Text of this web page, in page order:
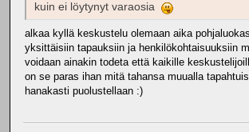
kuin ei löytynyt varaosia
alkaa kyllä keskustelu olemaan aika
yksittäisiin tapauksiin ja henkilökohtaisuuksiin
voidaan ainakin todeta että kaikille
on se paras ihan mitä tahansa muualla
hanakasti puolustellaan :)